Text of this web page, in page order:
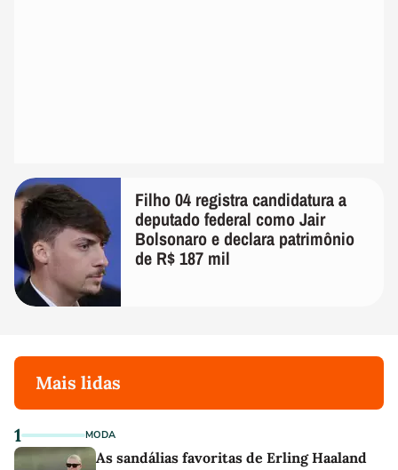
Filho 04 registra candidatura a
deputado federal como Jair
Bolsonaro e declara patrimônio
de R$ 187 mil
Mais lidas
1 MODA
As sandálias favoritas de Erling Haaland